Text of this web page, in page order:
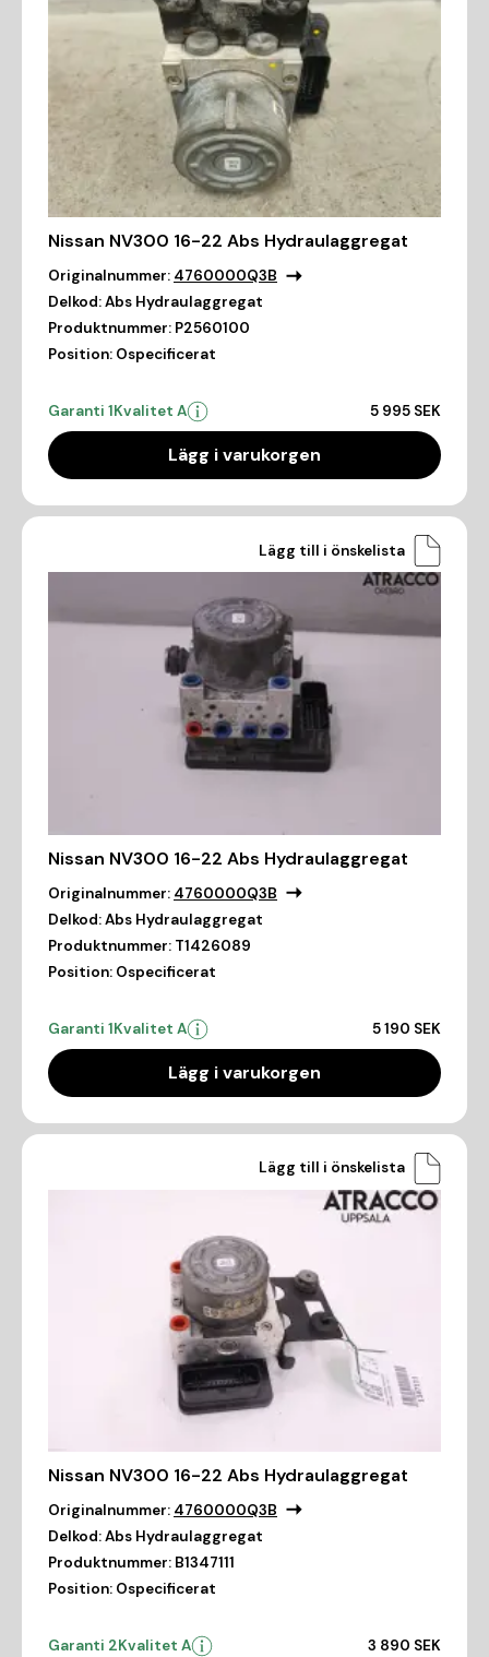
Nissan NV300 16-22 Abs Hydraulaggregat
Originalnummer: 4760000Q3B
Delkod:Abs Hydraulaggregat
Produktnummer: P2560100
Position: Ospecificerat
Garanti 1Kvalitet A 5 995 SEK
Lägg i varukorgen
Lägg till i önskelista
Nissan NV300 16-22 Abs Hydraulaggregat
Originalnummer: 4760000Q3B
Delkod:Abs Hydraulaggregat
Produktnummer: T1426089
Position: Ospecificerat
Garanti 1Kvalitet A 5 190 SEK
Lägg i varukorgen
Lägg till i önskelista
Nissan NV300 16-22 Abs Hydraulaggregat
Originalnummer: 4760000Q3B
Delkod:Abs Hydraulaggregat
Produktnummer: B1347111
Position: Ospecificerat
Garanti 2Kvalitet A 3 890 SEK